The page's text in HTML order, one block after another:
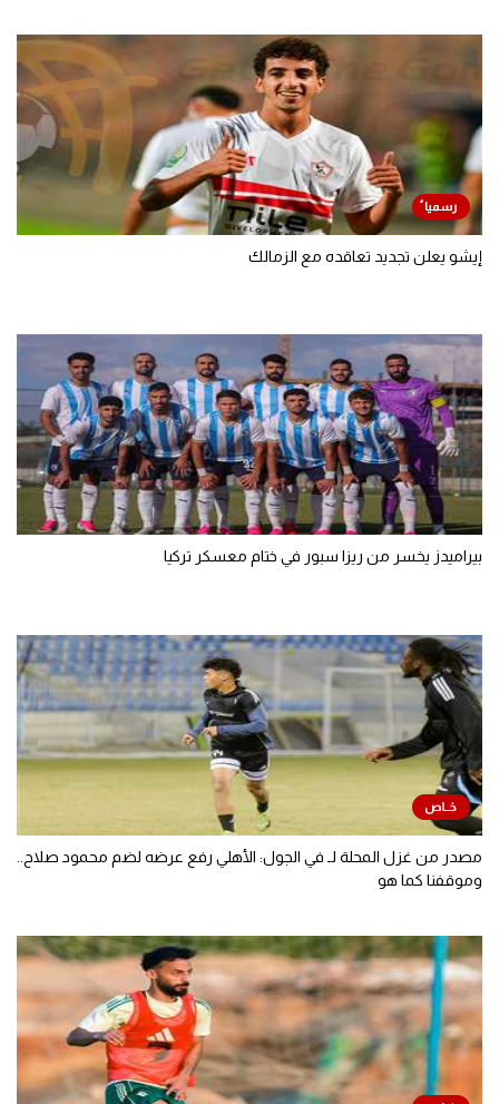
إيشو يعلن تجديد تعاقده مع الزمالك
بيراميدز يخسر من ريزا سبور في ختام معسكر تركيا
مصدر من غزل المحلة لـ في الجول: الأهلي رفع عرضه لضم محمود صلاح..
وموقفنا كما هو